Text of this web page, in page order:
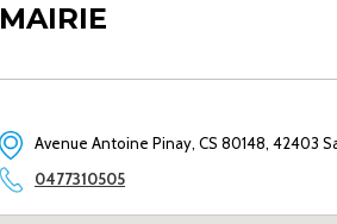
MAIRIE
Avenue Antoine Pinay, CS 80148, 42403
0477310505